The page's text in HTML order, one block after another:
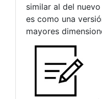
similar al del
es como una
mayores